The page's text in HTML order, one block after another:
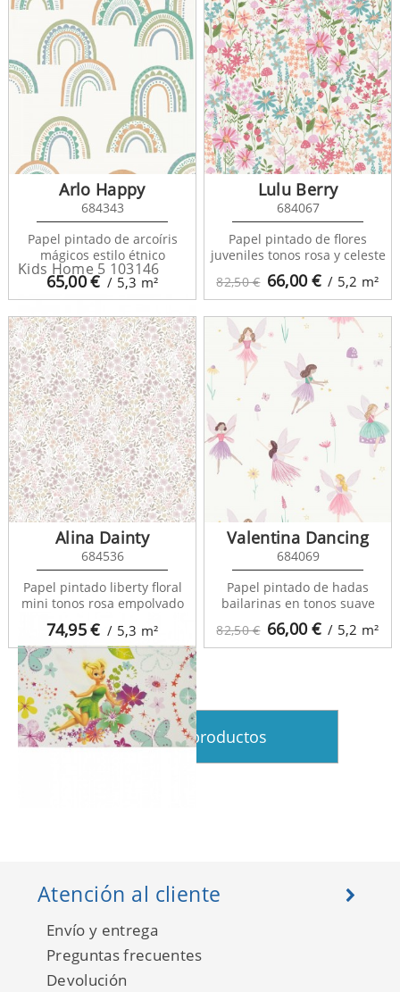
Kids Home 5 103146
Kids Home 5 70-033
65,00€ / 5,3 m²
Arlo Happy
684343
Papel pintado de arcoíris
mágicos estilo étnico
82,50 € 66,00€ / 5,2 m²
Lulu Berry
684067
Papel pintado de flores
juveniles tonos rosa y celeste
74,95€ / 5,3 m²
Alina Dainty
684536
Papel pintado liberty floral
mini tonos rosa empolvado
82,50 € 66,00€ / 5,2 m²
Valentina Dancing
684069
Papel pintado de hadas
bailarinas en tonos suave
Ver más productos
Atención al cliente
Envío y entrega
Preguntas frecuentes
Devolución